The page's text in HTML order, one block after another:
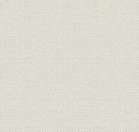
年)
機械工業
時経済へ